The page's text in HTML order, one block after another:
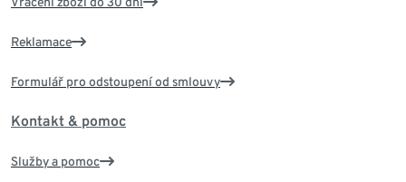
Reklamace
Formulář pro odstoupení od smlouvy
Kontakt & pomoc
Služby a pomoc